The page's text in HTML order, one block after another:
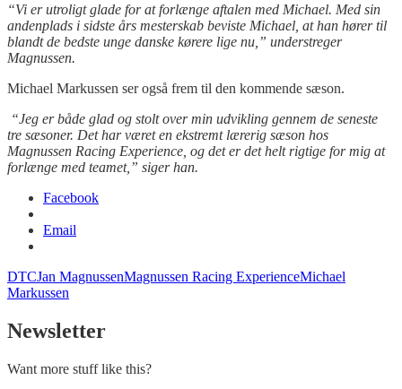
“Vi er utroligt glade for at forlænge aftalen med Michael. Med sin
andenplads i sidste års mesterskab beviste Michael, at han hører til
blandt de bedste unge danske kørere lige nu,” understreger
Magnussen.
Michael Markussen ser også frem til den kommende sæson.
“Jeg er både glad og stolt over min udvikling gennem de seneste
tre sæsoner. Det har været en ekstremt lærerig sæson hos
Magnussen Racing Experience, og det er det helt rigtige for mig at
forlænge med teamet,” siger han.
Facebook
Email
DTCJan MagnussenMagnussen Racing ExperienceMichael
Markussen
Newsletter
Want more stuff like this?